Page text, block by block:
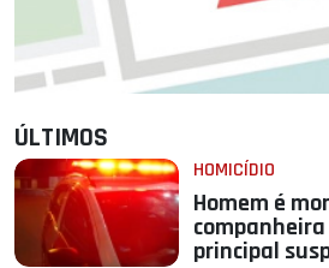
ÚLTIMOS
HOMICÍDIO
Homem é
principal